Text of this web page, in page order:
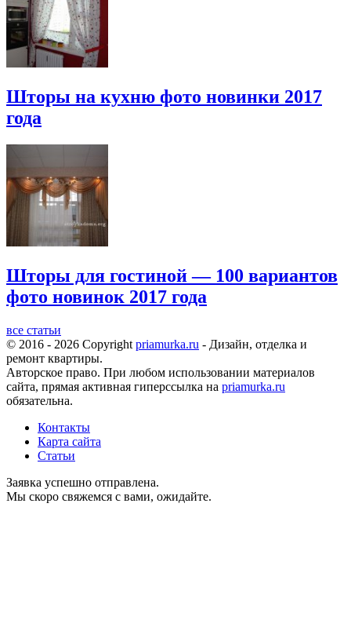
Шторы на кухню фото новинки 2017
года
Шторы для гостиной — 100 вариантов
фото новинок 2017 года
все статьи
© 2016 - 2026 Copyright priamurka.ru - Дизайн, отделка и
ремонт квартиры.
Авторское право. При любом использовании материалов
сайта, прямая активная гиперссылка на priamurka.ru
обязательна.
Контакты
Карта сайта
Статьи
Заявка успешно отправлена.
Мы скоро свяжемся с вами, ожидайте.